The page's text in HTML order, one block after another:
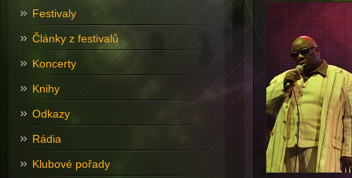
Festivaly
Články z festivalů
Koncerty
Knihy
Odkazy
Rádia
Klubové pořady